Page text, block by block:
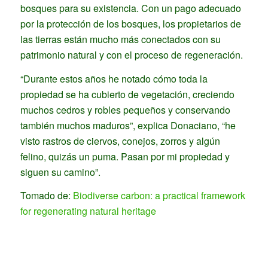
bosques para su existencia. Con un pago adecuado
por la protección de los bosques, los propietarios de
las tierras están mucho más conectados con su
patrimonio natural y con el proceso de regeneración.
“Durante estos años he notado cómo toda la
propiedad se ha cubierto de vegetación, creciendo
muchos cedros y robles pequeños y conservando
también muchos maduros”, explica Donaciano, “he
visto rastros de ciervos, conejos, zorros y algún
felino, quizás un puma. Pasan por mi propiedad y
siguen su camino”.
Tomado de: Biodiverse carbon: a practical framework
for regenerating natural heritage